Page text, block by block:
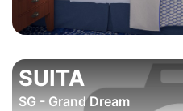
SUITA
SG - Grand Dream